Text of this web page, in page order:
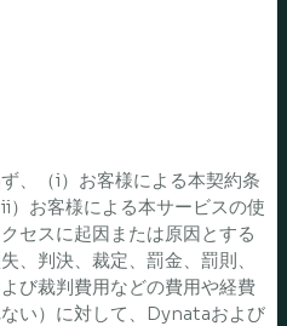
、（i）お客様による本契約条
お客様による本サービスの使
セスに起因または原因とする
、判決、裁定、罰金、罰則、
び裁判費用などの費用や経費
ない）に対して、Dynataおよび